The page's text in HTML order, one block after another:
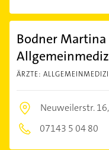
Bodner
ÄRZTE:
Neuweilerstr. 16,
07143 5 04 80